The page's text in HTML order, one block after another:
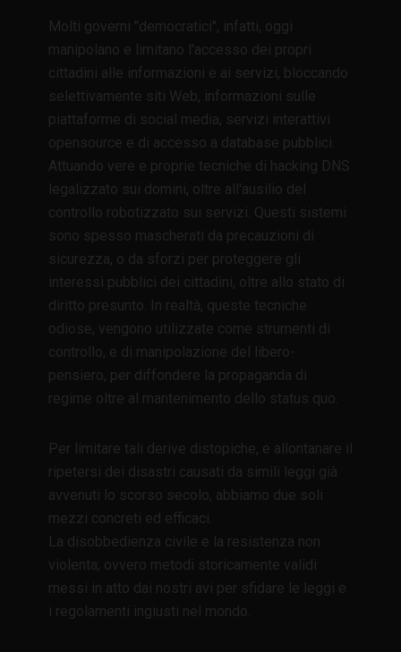
Molti governi "democratici", infatti, oggi
manipolano e limitano l'accesso dei propri
cittadini alle informazioni e ai servizi, bloccando
selettivamente siti Web, informazioni sulle
piattaforme di social media, servizi interattivi
opensource e di accesso a database pubblici.
Attuando vere e proprie tecniche di hacking DNS
legalizzato sui domini, oltre all'ausilio del
controllo robotizzato sui servizi. Questi sistemi
sono spesso mascherati da precauzioni di
sicurezza, o da sforzi per proteggere gli
interessi pubblici dei cittadini, oltre allo stato di
diritto presunto. In realtà, queste tecniche
odiose, vengono utilizzate come strumenti di
controllo, e di manipolazione del libero-
pensiero, per diffondere la propaganda di
regime oltre al mantenimento dello status quo.
Per limitare tali derive distopiche, e allontanare il
ripetersi dei disastri causati da simili leggi già
avvenuti lo scorso secolo, abbiamo due soli
mezzi concreti ed efficaci.
La disobbedienza civile e la resistenza non
violenta; ovvero metodi storicamente validi
messi in atto dai nostri avi per sfidare le leggi e
i regolamenti ingiusti nel mondo.